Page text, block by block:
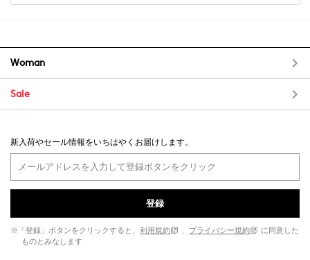
Woman
Sale
新入荷やセール情報をいちはやくお届けします。
登録
※「登録」ボタンをクリックすると、 利用規約 、 プライバシー規約
に同意した
ものとみなします